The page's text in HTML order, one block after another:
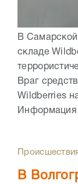
В Самарской
складе
Враг
Wildberries
Информация
В